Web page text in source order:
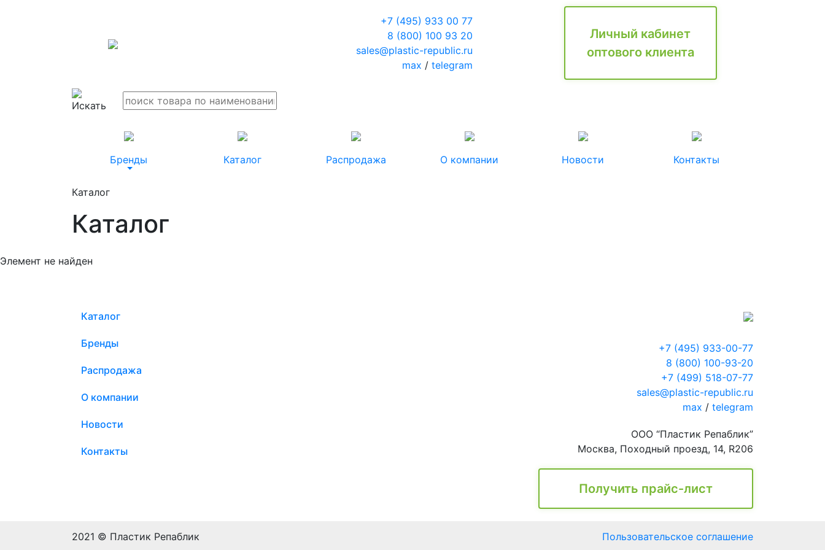
+7 (495) 933 00 77
8 (800) 100 93 20
sales@plastic-republic.ru
max / telegram
Личный кабинет
оптового клиента
Бренды Каталог Распродажа О компании Новости Контакты
Каталог
Каталог
Элемент не найден
Каталог
Бренды
Распродажа
О компании
Новости
Контакты
+7 (495) 933-00-77
8 (800) 100-93-20
+7 (499) 518-07-77
sales@plastic-republic.ru
max / telegram
ООО “Пластик Репаблик”
Москва, Походный проезд, 14, R206
Получить прайс-лист
2021 © Пластик Репаблик Пользовательское соглашение